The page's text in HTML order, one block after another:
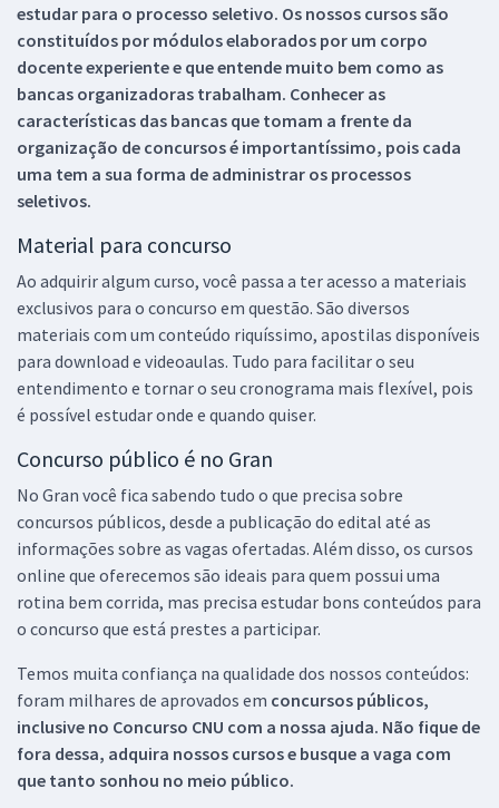
estudar para o processo seletivo. Os nossos cursos são
constituídos por módulos elaborados por um corpo
docente experiente e que entende muito bem como as
bancas organizadoras trabalham. Conhecer as
características das bancas que tomam a frente da
organização de concursos é importantíssimo, pois cada
uma tem a sua forma de administrar os processos
seletivos.
Material para concurso
Ao adquirir algum curso, você passa a ter acesso a materiais
exclusivos para o concurso em questão. São diversos
materiais com um conteúdo riquíssimo, apostilas disponíveis
para download e videoaulas. Tudo para facilitar o seu
entendimento e tornar o seu cronograma mais flexível, pois
é possível estudar onde e quando quiser.
Concurso público é no Gran
No Gran você fica sabendo tudo o que precisa sobre
concursos públicos, desde a publicação do edital até as
informações sobre as vagas ofertadas. Além disso, os cursos
online que oferecemos são ideais para quem possui uma
rotina bem corrida, mas precisa estudar bons conteúdos para
o concurso que está prestes a participar.
Temos muita confiança na qualidade dos nossos conteúdos:
foram milhares de aprovados em concursos públicos,
inclusive no Concurso CNU com a nossa ajuda. Não fique de
fora dessa, adquira nossos cursos e busque a vaga com
que tanto sonhou no meio público.